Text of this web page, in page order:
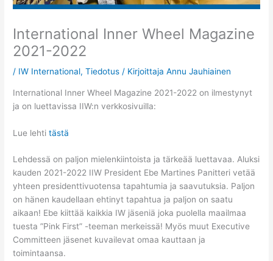
International Inner Wheel Magazine
2021-2022
/ IW International,Tiedotus / KirjoittajaAnnu Jauhiainen
International Inner Wheel Magazine 2021-2022 on ilmestynyt
ja on luettavissa IIW:n verkkosivuilla:
Lue lehtitästä
Lehdessä on paljon mielenkiintoista ja tärkeää luettavaa. Aluksi
kauden 2021-2022 IIW President Ebe Martines Panitteri vetää
yhteen presidenttivuotensa tapahtumia ja saavutuksia. Paljon
on hänen kaudellaan ehtinyt tapahtua ja paljon on saatu
aikaan! Ebe kiittää kaikkia IW jäseniä joka puolella maailmaa
tuesta ”Pink First” -teeman merkeissä! Myös muut Executive
Committeen jäsenet kuvailevat omaa kauttaan ja
toimintaansa.